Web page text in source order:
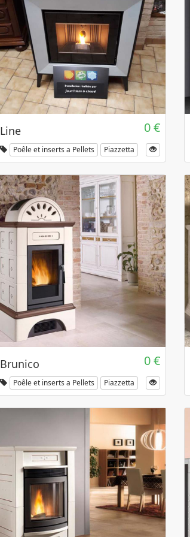
Line 0 €
Poêle et inserts a Pellets Piazzetta
Brunico 0 €
Poêle et inserts a Pellets Piazzetta